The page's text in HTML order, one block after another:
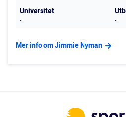
Universitet
- -
Mer info om Jimmie Nyman